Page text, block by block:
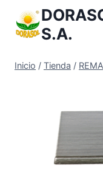
ContenidoS.A.
Inicio / Tienda /